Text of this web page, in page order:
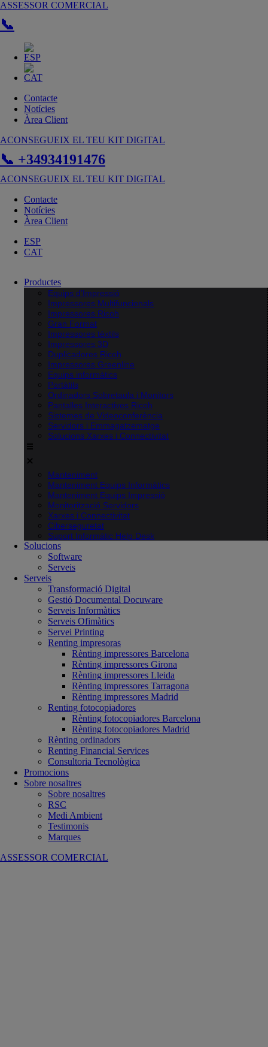
Vés
contingut
ASSESSOR COMERCIAL
📞
Contacte
Notícies
Àrea Client
ACONSEGUEIX EL TEU KIT DIGITAL
📞 +34934191476
ACONSEGUEIX EL TEU KIT DIGITAL
Contacte
Notícies
Àrea Client
ESP
CAT
Productes
Equips d’Impressió
Impressores Multifuncionals
Impressores Ricoh
Gran Format
Impressores tèxtils
Impressores 3D
Duplicadores Ricoh
Impressores Greenline
Equips informàtics
Portàtils
Ordinadors Sobretaula i Monitors
Pantalles Interactives Ricoh
Sistemes de Videoconferència
Servidors i Emmagatzematge
Solucions Xarxes i Connectivitat
Manteniment
Manteniment Equips Informàtics
Manteniment Equips Impressió
Monitorització Servidors
Xarxes i Connectivitat
Ciberseguretat
Suport Informàtic Help Desk
Solucions
Software
Serveis
Serveis
Transformació Digital
Gestió Documental Docuware
Serveis Informàtics
Serveis Ofimàtics
Servei Printing
Renting impresoras
Rènting impressores Barcelona
Rènting impressores Girona
Rènting impressores Lleida
Rènting impressores Tarragona
Rènting impressores Madrid
Renting fotocopiadores
Rènting fotocopiadores Barcelona
Rènting fotocopiadores Madrid
Rènting ordinadors
Renting Financial Services
Consultoria Tecnològica
Promocions
Sobre nosaltres
Sobre nosaltres
RSC
Medi Ambient
Testimonis
Marques
ASSESSOR COMERCIAL